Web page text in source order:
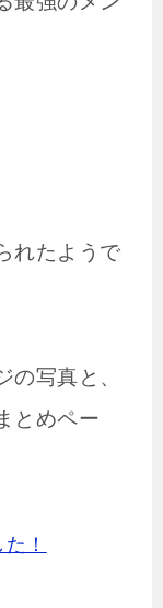
れたようで
写真と、
とめペー
！